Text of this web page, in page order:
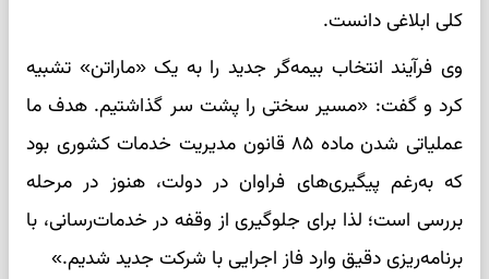
کلی ابلاغی دانست.
وی فرآیند انتخاب بیمه‌گر جدید را به یک «ماراتن» تشبیه
کرد و گفت: «مسیر سختی را پشت سر گذاشتیم. هدف ما
عملیاتی شدن ماده ۸۵ قانون مدیریت خدمات کشوری بود
که به‌رغم پیگیری‌های فراوان در دولت، هنوز در مرحله
بررسی است؛ لذا برای جلوگیری از وقفه در خدمات‌رسانی، با
برنامه‌ریزی دقیق وارد فاز اجرایی با شرکت جدید شدیم.»